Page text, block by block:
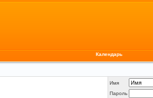
Календарь
Имя
Пароль